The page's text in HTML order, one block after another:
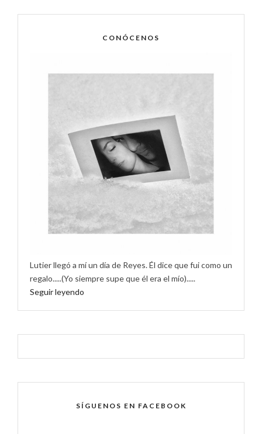
CONÓCENOS
Lutier llegó a mí un día de Reyes. Él dice que fui como un
regalo.....(Yo siempre supe que él era el mío).....
Seguir leyendo
SÍGUENOS EN FACEBOOK